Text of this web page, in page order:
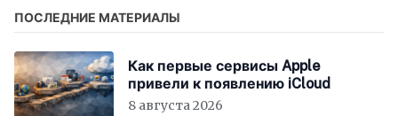
ПОСЛЕДНИЕ МАТЕРИАЛЫ
Как первые сервисы Apple
привели к появлению iCloud
8 августа 2026